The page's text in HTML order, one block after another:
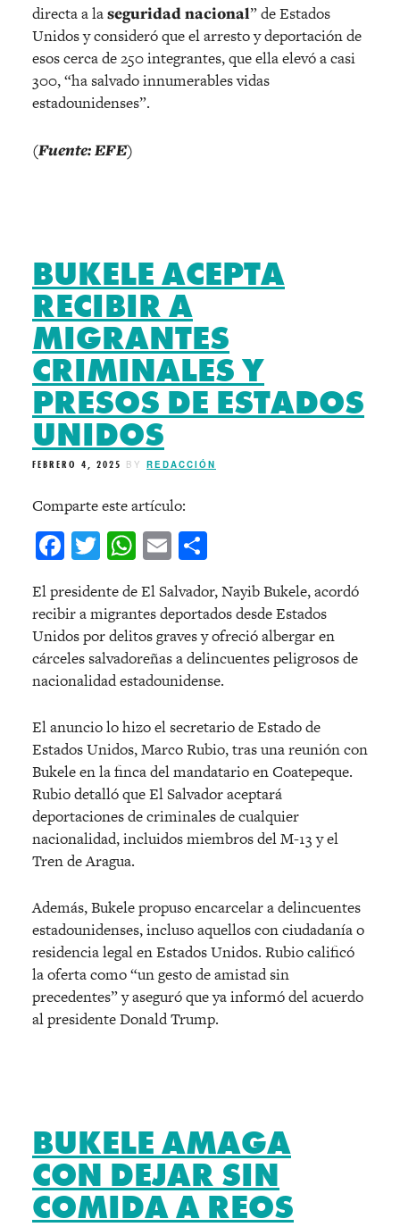
directa a laseguridad nacional” de Estados
Unidos y consideró que el arresto y deportación de
esos cerca de 250 integrantes, que ella elevó a casi
300, “ha salvado innumerables vidas
estadounidenses”.
(Fuente: EFE)
BUKELE ACEPTA
RECIBIR A
MIGRANTES
CRIMINALES Y
PRESOS DE ESTADOS
UNIDOS
FEBRERO 4, 2025 BY REDACCIÓN
Comparte este artículo:
Facebook
Twitter
WhatsApp
Email
El presidente de El Salvador, Nayib Bukele, acordó
recibir a migrantes deportados desde Estados
Unidos por delitos graves y ofreció albergar en
cárceles salvadoreñas a delincuentes peligrosos de
nacionalidad estadounidense.
El anuncio lo hizo el secretario de Estado de
Estados Unidos, Marco Rubio, tras una reunión con
Bukele en la finca del mandatario en Coatepeque.
Rubio detalló que El Salvador aceptará
deportaciones de criminales de cualquier
nacionalidad, incluidos miembros del M-13 y el
Tren de Aragua.
Además, Bukele propuso encarcelar a delincuentes
estadounidenses, incluso aquellos con ciudadanía o
residencia legal en Estados Unidos. Rubio calificó
la oferta como “un gesto de amistad sin
precedentes” y aseguró que ya informó del acuerdo
al presidente Donald Trump.
BUKELE AMAGA
CON DEJAR SIN
COMIDA A REOS